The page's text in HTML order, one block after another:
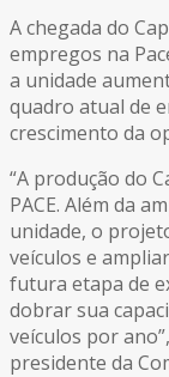
A chegada do
empregos na
a unidade
quadro atual de
crescimento da
“A produção do
PACE. Além da
unidade, o
veículos e
futura etapa de
dobrar sua
veículos por
presidente da